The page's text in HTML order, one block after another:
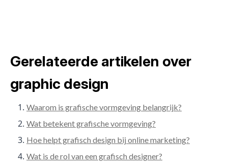
Gerelateerde artikelen over
graphic design
Waarom is grafische vormgeving belangrijk?
Wat betekent grafische vormgeving?
Hoe helpt grafisch design bij online marketing?
Wat is de rol van een grafisch designer?